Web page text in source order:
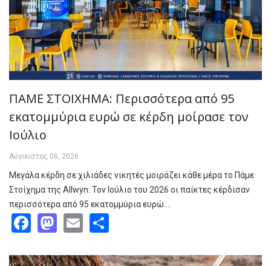
ΠΑΜΕ ΣΤΟΙΧΗΜΑ: Περισσότερα από 95
εκατομμύρια ευρώ σε κέρδη μοίρασε τον
Ιούλιο
Αύγουστος 06, 2026
Μεγάλα κέρδη σε χιλιάδες νικητές μοιράζει κάθε μέρα το Πάμε
Στοίχημα της Allwyn. Τον Ιούλιο του 2026 οι παίκτες κέρδισαν
περισσότερα από 95 εκατομμύρια ευρώ.…
Facebook
Mastodon
Email